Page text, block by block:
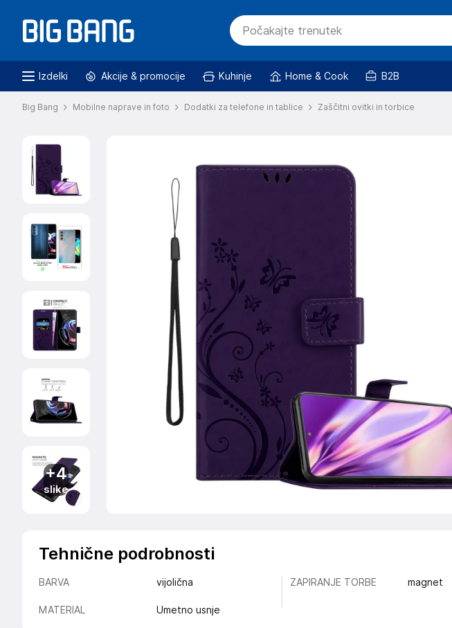
Izdelki Akcije & promocije Kuhinje Home & Cook B2B
Big Bang Mobilne naprave in foto Dodatki za telefone in tablice Zaščitni ovitki in torbice
+4
slike
Tehnične podrobnosti
BARVA vijolična ZAPIRANJE TORBE magnet
MATERIAL Umetno usnje